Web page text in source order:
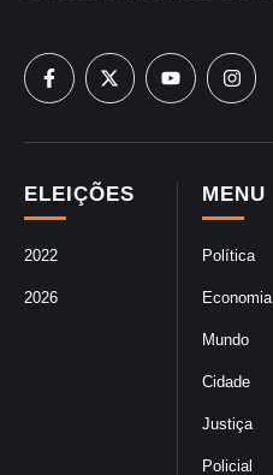
MENU
Política
Economia
Mundo
Cidade
Justiça
Policial
ELEIÇÕES
2022
2026